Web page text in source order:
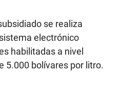
se realiza
electrónico
habilitadas a nivel
5.000 bolívares por litro.